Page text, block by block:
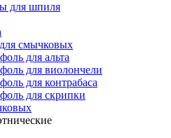
для шпиля
смычковых
для альта
для виолончели
для контрабаса
для скрипки